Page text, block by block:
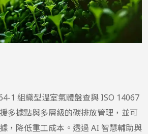
1 組織型溫室氣體盤查與 ISO 14067
多據點與多層級的碳排放管理，並可
，降低重工成本。透過 AI 智慧輔助與